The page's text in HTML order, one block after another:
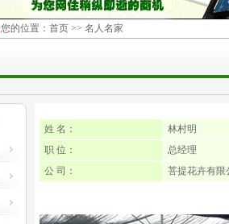
您的位置： 首页 >> 名人名家
姓 名：
林村明
职 位：
总经理
公 司：
菩提花卉有限